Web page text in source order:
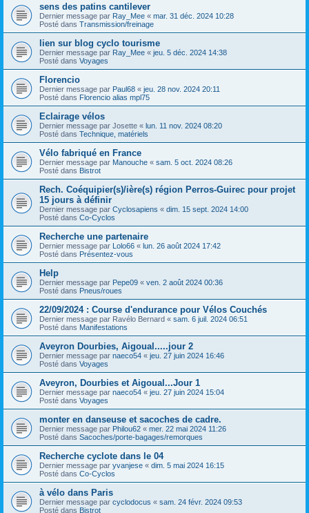
sens des patins cantilever
Dernier message par Ray_Mee « mar. 31 déc. 2024 10:28
Posté dans Transmission/freinage
lien sur blog cyclo tourisme
Dernier message par Ray_Mee « jeu. 5 déc. 2024 14:38
Posté dans Voyages
Florencio
Dernier message par Paul68 « jeu. 28 nov. 2024 20:11
Posté dans Florencio alias mpl75
Eclairage vélos
Dernier message par Josette « lun. 11 nov. 2024 08:20
Posté dans Technique, matériels
Vélo fabriqué en France
Dernier message par Manouche « sam. 5 oct. 2024 08:26
Posté dans Bistrot
Rech. Coéquipier(s)/ière(s) région Perros-Guirec pour projet
15 jours à définir
Dernier message par Cyclosapiens « dim. 15 sept. 2024 14:00
Posté dans Co-Cyclos
Recherche une partenaire
Dernier message par Lolo66 « lun. 26 août 2024 17:42
Posté dans Présentez-vous
Help
Dernier message par Pepe09 « ven. 2 août 2024 00:36
Posté dans Pneus/roues
22/09/2024 : Course d'endurance pour Vélos Couchés
Dernier message par Ravélo Bernard « sam. 6 juil. 2024 06:51
Posté dans Manifestations
Aveyron Dourbies, Aigoual.....jour 2
Dernier message par naeco54 « jeu. 27 juin 2024 16:46
Posté dans Voyages
Aveyron, Dourbies et Aigoual...Jour 1
Dernier message par naeco54 « jeu. 27 juin 2024 15:04
Posté dans Voyages
monter en danseuse et sacoches de cadre.
Dernier message par Philou62 « mer. 22 mai 2024 11:26
Posté dans Sacoches/porte-bagages/remorques
Recherche cyclote dans le 04
Dernier message par yvanjese « dim. 5 mai 2024 16:15
Posté dans Co-Cyclos
à vélo dans Paris
Dernier message par cyclodocus « sam. 24 févr. 2024 09:53
Posté dans Bistrot